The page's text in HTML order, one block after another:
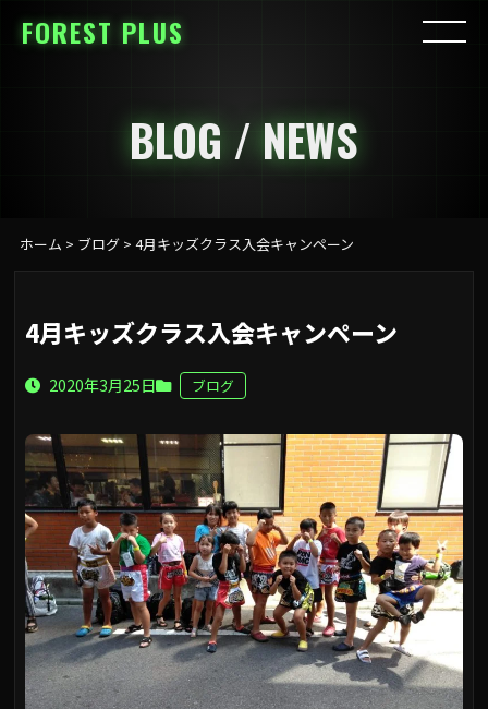
FOREST PLUS
BLOG / NEWS
ホーム > ブログ> 4月キッズクラス入会キャンペーン
4月キッズクラス入会キャンペーン
2020年3月25日 ブログ